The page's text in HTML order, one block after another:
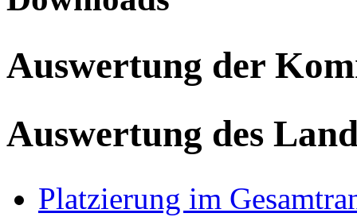
Auswertung der
Auswertung des
Platzierung im